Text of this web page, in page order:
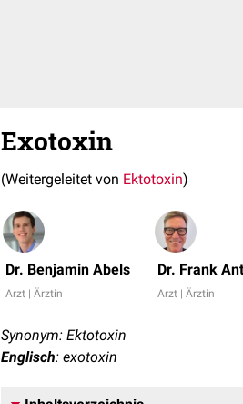
Exotoxin
(Weitergeleitet von Ektotoxin)
Dr. Benjamin Abels
Arzt | Ärztin
Dr. Frank
Arzt | Ärztin
Synonym: Ektotoxin
Englisch: exotoxin